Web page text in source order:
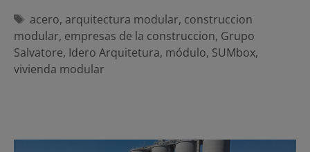
Etiquetas
acero, arquitectura modular, construccion
modular, empresas de la construccion, Grupo
Salvatore, Idero Arquitetura, módulo, SUMbox,
vivienda modular